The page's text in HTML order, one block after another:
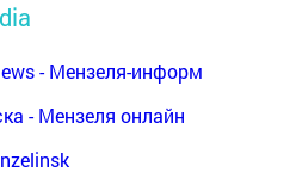
- Мензеля-информ
- Мензеля онлайн